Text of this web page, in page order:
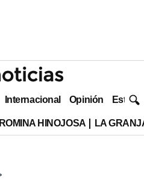
Internacional Opinión Estilo
ROMINA HINOJOSA LA